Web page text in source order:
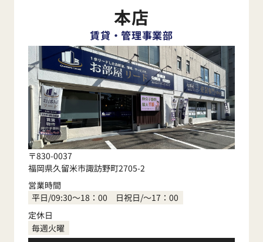
本店
賃貸・管理事業部
〒830-0037
福岡県久留米市諏訪野町2705-2
営業時間
平日/09:30～18：00 日祝日/～17：00
定休日
毎週火曜